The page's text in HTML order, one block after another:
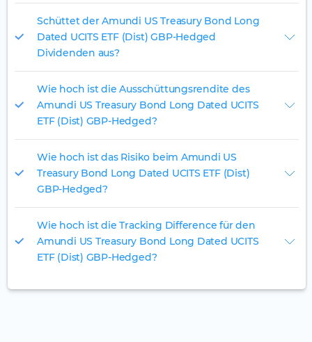
Schüttet der Amundi US Treasury Bond Long
Dated UCITS ETF (Dist) GBP-Hedged
Dividenden aus?
Wie hoch ist die Ausschüttungsrendite des
Amundi US Treasury Bond Long Dated UCITS
ETF (Dist) GBP-Hedged?
Wie hoch ist das Risiko beim Amundi US
Treasury Bond Long Dated UCITS ETF (Dist)
GBP-Hedged?
Wie hoch ist die Tracking Difference für den
Amundi US Treasury Bond Long Dated UCITS
ETF (Dist) GBP-Hedged?